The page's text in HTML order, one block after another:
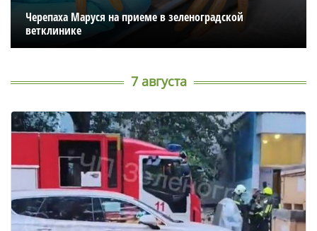
Черепаха Маруся на приеме в зеленоградской
ветклинике
7 августа